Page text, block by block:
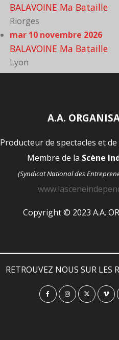
BALAVOINE Ma Bataille
Riorges
mar 10 novembre 2026
BALAVOINE Ma Bataille
Lyon
A.A.
Producteur de spectacles et
Membre de la Scène
(Syndicat National des
Copyright © 2023 A.A.
RETROUVEZ NOUS SUR LES